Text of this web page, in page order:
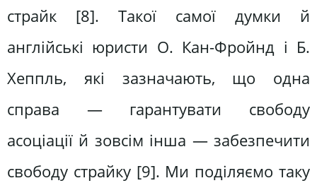
страйк [8]. Такої самої думки й
англійські юристи О. Кан-Фройнд і Б.
Хеппль, які зазначають, що одна
справа — гарантувати свободу
асоціації й зовсім інша — забезпечити
свободу страйку [9]. Ми поділяємо таку